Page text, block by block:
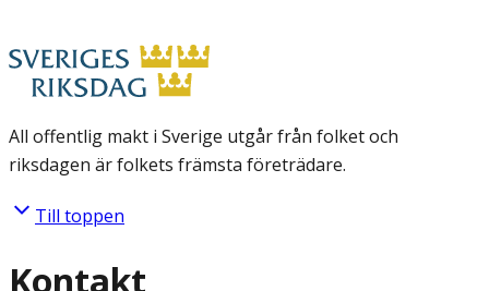
All offentlig makt i Sverige utgår från folket och
riksdagen är folkets främsta företrädare.
Till toppen
Kontakt